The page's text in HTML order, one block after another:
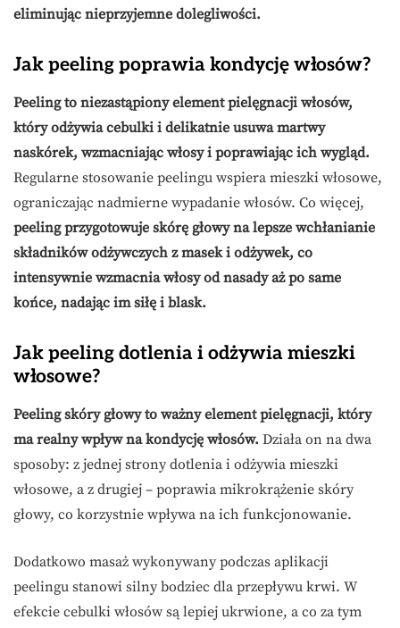
eliminując nieprzyjemne dolegliwości.
Jak peeling poprawia kondycję włosów?
Peeling to niezastąpiony element pielęgnacji włosów,
który odżywia cebulki i delikatnie usuwa martwy
naskórek, wzmacniając włosy i poprawiając ich wygląd.
Regularne stosowanie peelingu wspiera mieszki włosowe,
ograniczając nadmierne wypadanie włosów. Co więcej,
peeling przygotowuje skórę głowy na lepsze wchłanianie
składników odżywczych z masek i odżywek, co
intensywnie wzmacnia włosy od nasady aż po same
końce, nadając im siłę i blask.
Jak peeling dotlenia i odżywia mieszki
włosowe?
Peeling skóry głowy to ważny element pielęgnacji, który
ma realny wpływ na kondycję włosów. Działa on na dwa
sposoby: z jednej strony dotlenia i odżywia mieszki
włosowe, a z drugiej – poprawia mikrokrążenie skóry
głowy, co korzystnie wpływa na ich funkcjonowanie.
Dodatkowo masaż wykonywany podczas aplikacji
peelingu stanowi silny bodziec dla przepływu krwi. W
efekcie cebulki włosów są lepiej ukrwione, a co za tym